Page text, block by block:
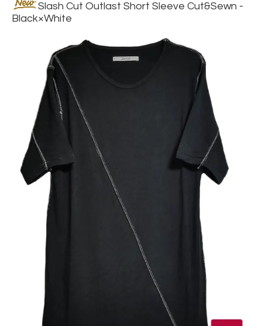
Slash Cut Outlast Short Sleeve Cut&Sewn -
Black×White